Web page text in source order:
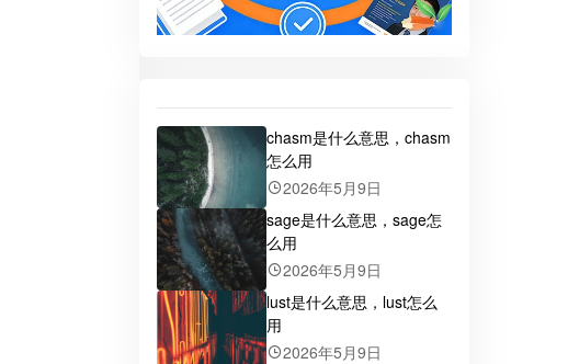
chasm是什么意思，chasm
怎么用
2026年5月9日
sage是什么意思，sage怎
么用
2026年5月9日
lust是什么意思，lust怎么
用
2026年5月9日